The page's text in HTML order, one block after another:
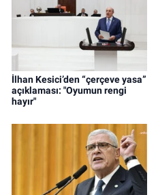
İlhan Kesici’den “çerçeve yasa”
açıklaması: "Oyumun rengi
hayır"